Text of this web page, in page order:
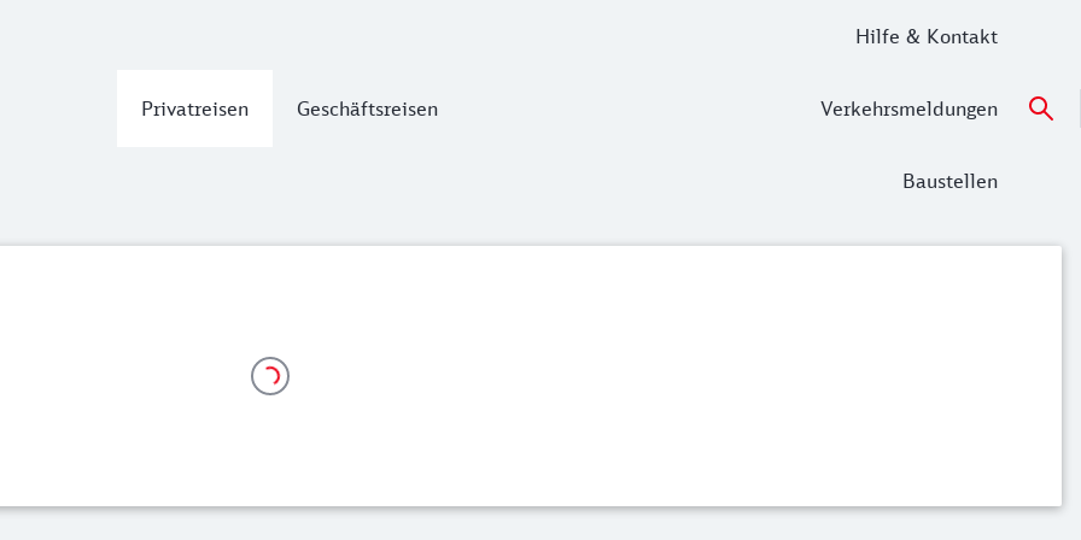
Privatreisen Geschäftsreisen
Hilfe & Kontakt
Verkehrsmeldungen
Baustellen